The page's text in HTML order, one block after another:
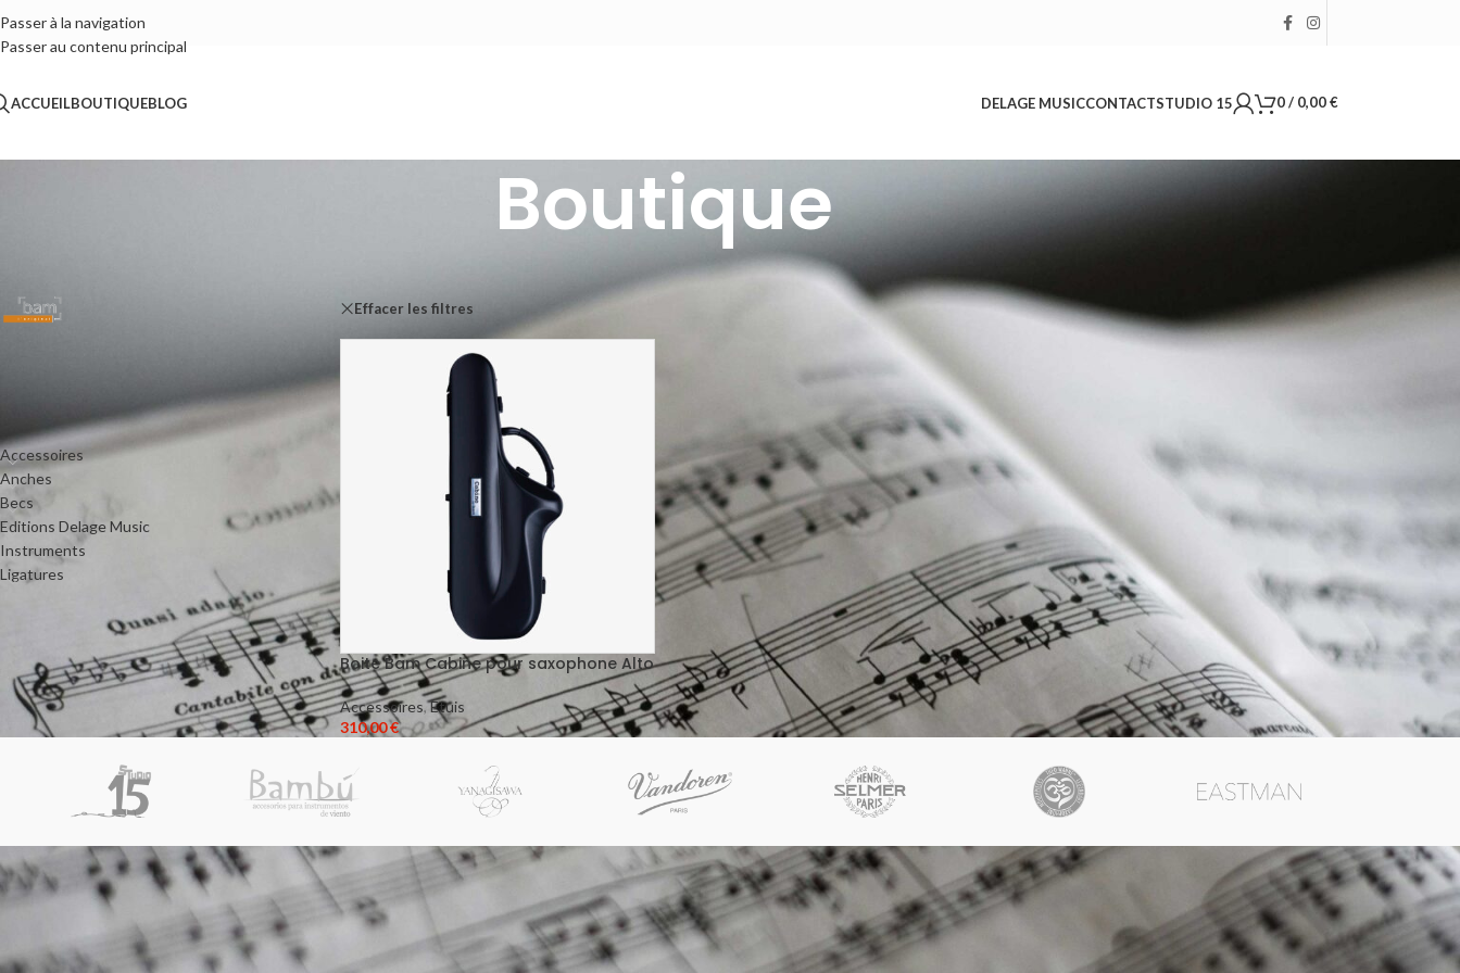
Passer à la navigation
Passer au contenu principal
ACCUEILBOUTIQUEBLOG DELAGE MUSICCONTACTSTUDIO 15 0/ 0,00€
Boutique
CATÉGORIES DE PRODUITS
Accessoires
Anches
Becs
Editions Delage Music
Instruments
Ligatures
Effacer les filtres
Boite Bam Cabine pour saxophone Alto
Accessoires, Etuis
310,00€
BLOG BOUTIQUE
L’Haÿ-les-Roses
LIENS
Confidentialité
Retours
Termes & Conditions
Instagram Delage Music
Instagram Studio 15